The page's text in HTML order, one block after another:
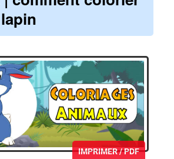
IMPRIMER / PDF